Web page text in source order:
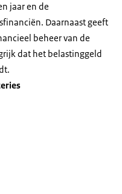
jaar en de
Daarnaast geeft
beheer van de
dat het belastinggeld